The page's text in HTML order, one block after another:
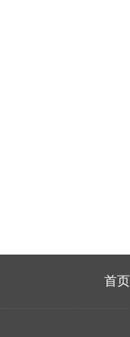
首页